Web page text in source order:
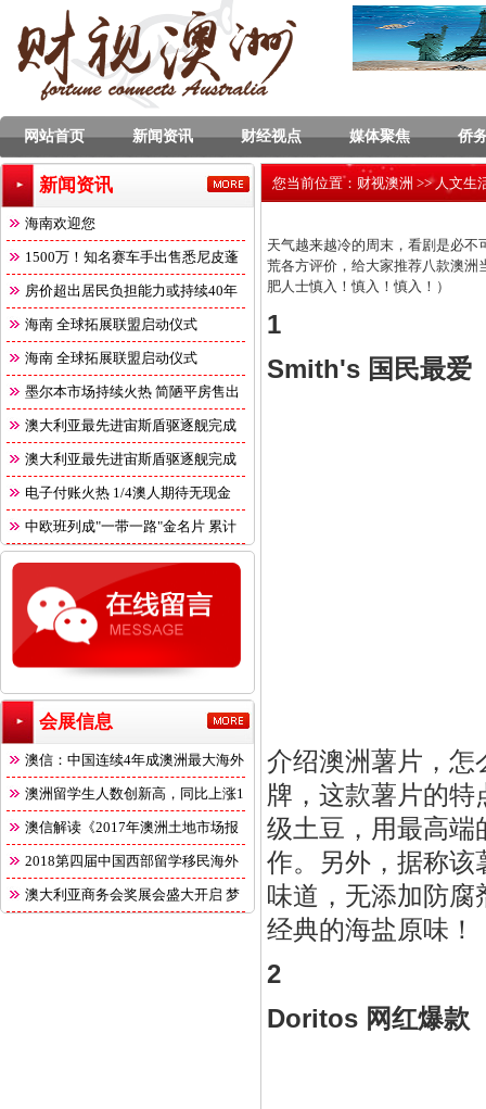
网站首页 新闻资讯 财经视点 媒体聚焦 侨
新闻资讯
海南欢迎您
1500万！知名赛车手出售悉尼皮蓬
角 房价超出居民负担能力或持续40年
海南 全球拓展联盟启动仪式
海南 全球拓展联盟启动仪式
墨尔本市场持续火热 简陋平房售出
澳大利亚最先进宙斯盾驱逐舰完成
澳大利亚最先进宙斯盾驱逐舰完成
电子付账火热 1/4澳人期待无现金
中欧班列成"一带一路"金名片 累计
会展信息
澳信：中国连续4年成澳洲最大海外
澳洲留学生人数创新高，同比上涨1
澳信解读《2017年澳洲土地市场报
2018第四届中国西部留学移民海外
澳大利亚商务会奖展会盛大开启 梦
您当前位置： 财视澳洲 >>人文生
天气越来越冷的周末，看剧是必
荒各方评价，给大家推荐八款澳洲
肥人士慎入！慎入！慎入！）
1
Smith's 国民最爱
介绍澳洲薯片，怎
牌，这款薯片的
级土豆，用最高端
作。另外，据称该
味道，无添加防腐
经典的海盐原味！
2
Doritos 网红爆款